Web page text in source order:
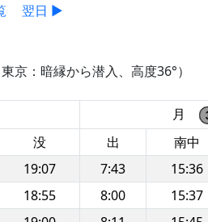
翌日 ▶
京：暗縁から潜入、高度36°）
月
没 出 南中
19:07 7:43 15:36
18:55 8:00 15:37